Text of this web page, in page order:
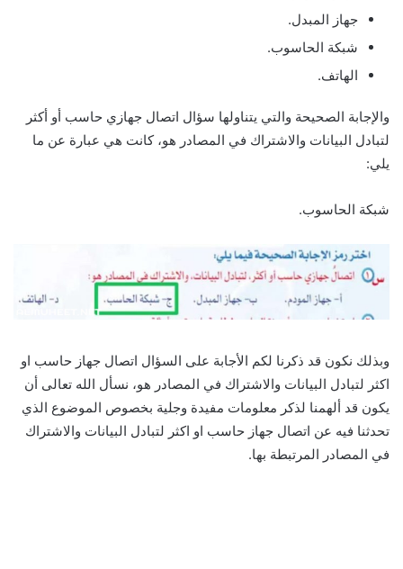
جهاز المبدل.
شبكة الحاسوب.
الهاتف.
والإجابة الصحيحة والتي يتناولها سؤال اتصال جهازي حاسب أو أكثر
لتبادل البيانات والاشتراك في المصادر هو، كانت هي عبارة عن ما
يلي:
شبكة الحاسوب.
وبذلك نكون قد ذكرنا لكم الأجابة على السؤال اتصال جهاز حاسب او
اكثر لتبادل البيانات والاشتراك في المصادر هو، نسأل الله تعالى أن
يكون قد ألهمنا لذكر معلومات مفيدة وجلية بخصوص الموضوع الذي
تحدثنا فيه عن اتصال جهاز حاسب او اكثر لتبادل البيانات والاشتراك
في المصادر المرتبطة بها.